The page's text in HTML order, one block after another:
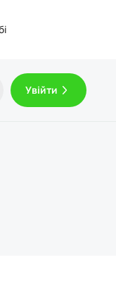
Увійти